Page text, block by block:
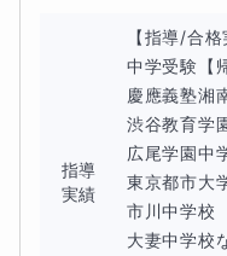
指導
実績
【指導/合格
中学受験【
慶應義塾湘
渋谷教育学
広尾学園中
東京都市大
市川中学校
大妻中学校